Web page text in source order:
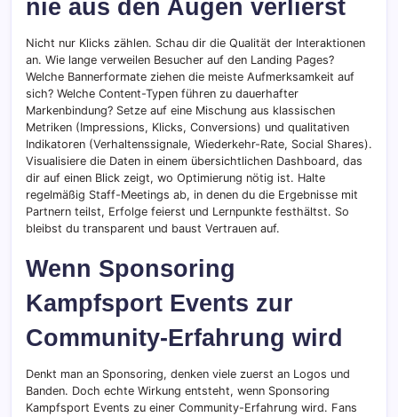
nie aus den Augen verlierst
Nicht nur Klicks zählen. Schau dir die Qualität der Interaktionen
an. Wie lange verweilen Besucher auf den Landing Pages?
Welche Bannerformate ziehen die meiste Aufmerksamkeit auf
sich? Welche Content-Typen führen zu dauerhafter
Markenbindung? Setze auf eine Mischung aus klassischen
Metriken (Impressions, Klicks, Conversions) und qualitativen
Indikatoren (Verhaltenssignale, Wiederkehr-Rate, Social Shares).
Visualisiere die Daten in einem übersichtlichen Dashboard, das
dir auf einen Blick zeigt, wo Optimierung nötig ist. Halte
regelmäßig Staff-Meetings ab, in denen du die Ergebnisse mit
Partnern teilst, Erfolge feierst und Lernpunkte festhältst. So
bleibst du transparent und baust Vertrauen auf.
Wenn Sponsoring
Kampfsport Events zur
Community-Erfahrung wird
Denkt man an Sponsoring, denken viele zuerst an Logos und
Banden. Doch echte Wirkung entsteht, wenn Sponsoring
Kampfsport Events zu einer Community-Erfahrung wird. Fans